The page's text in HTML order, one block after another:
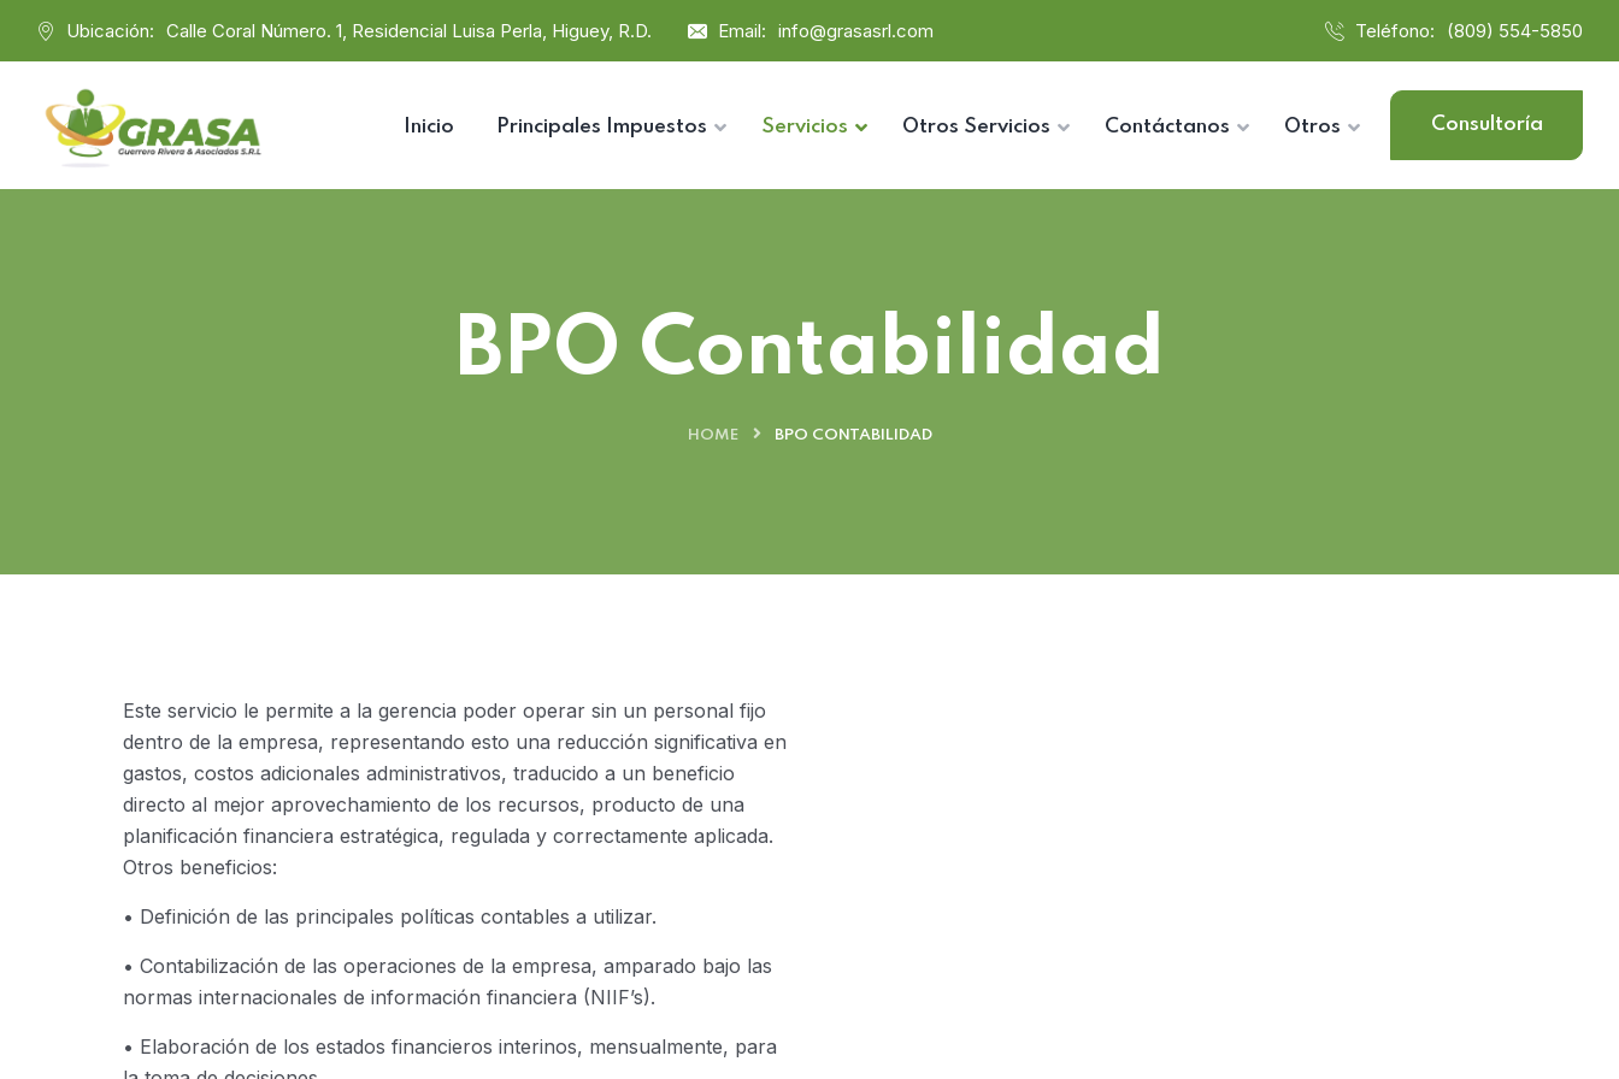
Ubicación: Calle Coral Número. 1, Residencial Luisa Perla, Higuey, R.D. Email: info@grasasrl.com Teléfono: (809) 554-5850
Inicio Principales Impuestos Servicios Otros Servicios Contáctanos Otros Consultoría
BPO Contabilidad
HOME BPO CONTABILIDAD
Este servicio le permite a la gerencia poder operar sin un personal fijo
dentro de la empresa, representando esto una reducción significativa en
gastos, costos adicionales administrativos, traducido a un beneficio
directo al mejor aprovechamiento de los recursos, producto de una
planificación financiera estratégica, regulada y correctamente aplicada.
Otros beneficios:
• Definición de las principales políticas contables a utilizar.
• Contabilización de las operaciones de la empresa, amparado bajo las
normas internacionales de información financiera (NIIF’s).
• Elaboración de los estados financieros interinos, mensualmente, para